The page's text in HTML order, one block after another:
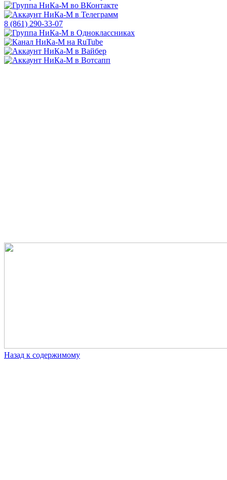
8 (861) 290-33-07
Назад к содержимому